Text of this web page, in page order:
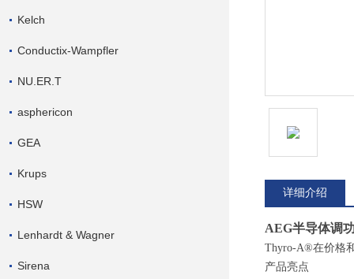
Kelch
Conductix-Wampfler
NU.ER.T
asphericon
GEA
Krups
HSW
Lenhardt & Wagner
Sirena
详细介绍
AEG半导体调
Thyro-A®在价格
产品亮点